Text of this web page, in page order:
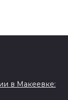
в Макеевке: